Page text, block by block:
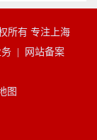
所有 专注上海
务 |
网站备案
图